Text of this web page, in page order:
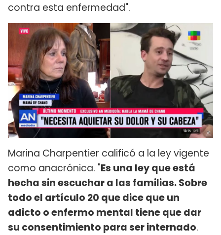
contra esta enfermedad".
Marina Charpentier calificó a la ley vigente
como anacrónica. "Es una ley que está
hecha sin escuchar a las familias. Sobre
todo el artículo 20 que dice que un
adicto o enfermo mental tiene que dar
su consentimiento para ser internado.